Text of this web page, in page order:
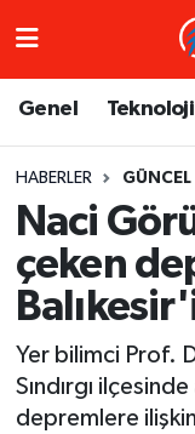
Genel Teknoloji
HABERLER GÜNCEL
Naci
çeken
Yer bilimci Prof.
Sındırgı
depremlere
Trafik
Süper Lig
Tüm
Haber Arşivi